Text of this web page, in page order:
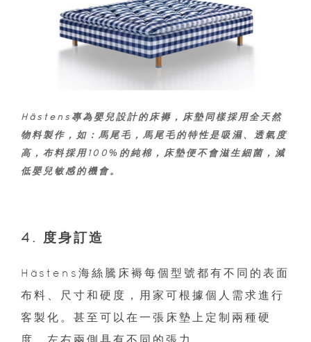
Hästens專為嬰兒設計的床褥，床墊同樣採用全天然
物料製作，如：馬尾毛，馬尾毛的特性是吸濕、透氣度
高，布料採用100%的純棉，床墊便不會滋生細菌，減
低嬰兒敏感的機會。
4. 度身訂造
Hästens海絲騰床褥每個型號都有不同的表面
布料、尺寸和硬度，用家可根據個人需求進行
客製化。甚至可以在一張床墊上定制兩種硬
度，左右兩側具有不同的張力。